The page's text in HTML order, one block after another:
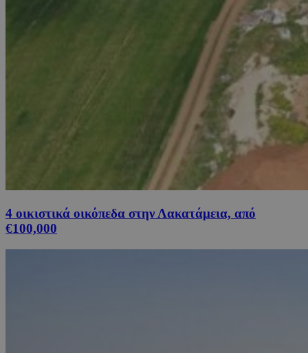
4 οικιστικά οικόπεδα στην Λακατάμεια, από
€100,000